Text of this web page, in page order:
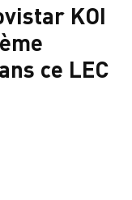
KOI
ce LEC